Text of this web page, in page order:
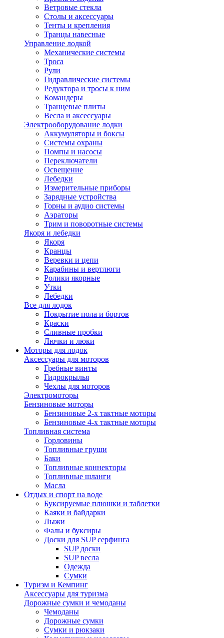
Ветровые стекла
Столы и аксессуары
Тенты и крепления
Транцы навесные
Управление лодкой
Механические системы
Троса
Рули
Гидравлические системы
Редуктора и тросы к ним
Командеры
Транцевые плиты
Весла и аксессуары
Электрооборудование лодки
Аккумуляторы и боксы
Системы охраны
Помпы и насосы
Переключатели
Освещение
Лебедки
Измерительные приборы
Зарядные устройства
Горны и аудио системы
Аэраторы
Трим и поворотные системы
Якоря и лебедки
Якоря
Кранцы
Веревки и цепи
Карабины и вертлюги
Ролики якорные
Утки
Лебедки
Все для лодок
Покрытие пола и бортов
Краски
Сливные пробки
Лючки и люки
Моторы для лодок
Аксессуары для моторов
Гребные винты
Гидрокрылья
Чехлы для моторов
Электромоторы
Бензиновые моторы
Бензиновые 2-х тактные моторы
Бензиновые 4-х тактные моторы
Топливная система
Горловины
Топливные груши
Баки
Топливные коннекторы
Топливные шланги
Масла
Отдых и спорт на воде
Буксируемые плюшки и таблетки
Каяки и байдарки
Лыжи
Фалы и буксиры
Доски для SUP серфинга
SUP доски
SUP весла
Одежда
Сумки
Туризм и Кемпинг
Аксессуары для туризма
Дорожные сумки и чемоданы
Чемоданы
Дорожные сумки
Сумки и рюкзаки